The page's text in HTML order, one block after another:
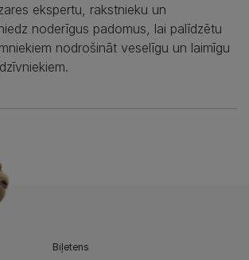
ekspertu, rakstnieku un
noderīgus padomus, lai palīdzētu
nodrošināt veselīgu un laimīgu
Biļetens